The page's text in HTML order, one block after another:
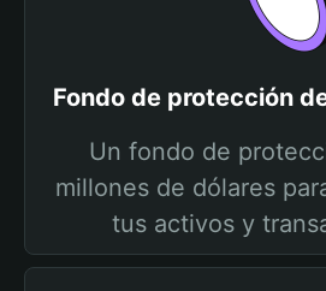
Fondo de protección
Un fondo de
millones de dólares
tus activos y